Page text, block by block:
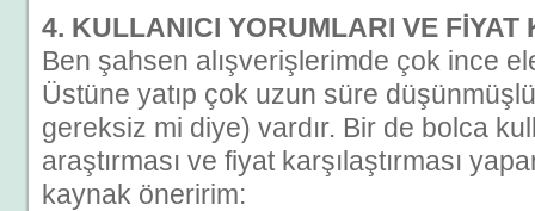
4. KULLANICI YORUMLARI VE
Ben şahsen alışverişlerimde çok ince
Üstüne yatıp çok uzun süre
gereksiz mi diye) vardır. Bir de bolca
araştırması ve fiyat karşılaştırması
kaynak öneririm: